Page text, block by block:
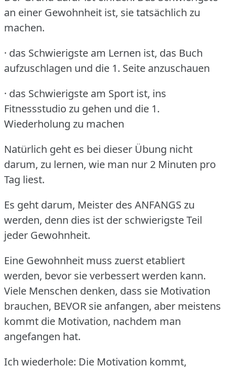
an einer Gewohnheit ist, sie tatsächlich zu
machen.
· das Schwierigste am Lernen ist, das Buch
aufzuschlagen und die 1. Seite anzuschauen
· das Schwierigste am Sport ist, ins
Fitnessstudio zu gehen und die 1.
Wiederholung zu machen
Natürlich geht es bei dieser Übung nicht
darum, zu lernen, wie man nur 2 Minuten pro
Tag liest.
Es geht darum, Meister des ANFANGS zu
werden, denn dies ist der schwierigste Teil
jeder Gewohnheit.
Eine Gewohnheit muss zuerst etabliert
werden, bevor sie verbessert werden kann.
Viele Menschen denken, dass sie Motivation
brauchen, BEVOR sie anfangen, aber meistens
kommt die Motivation, nachdem man
angefangen hat.
Ich wiederhole: Die Motivation kommt,